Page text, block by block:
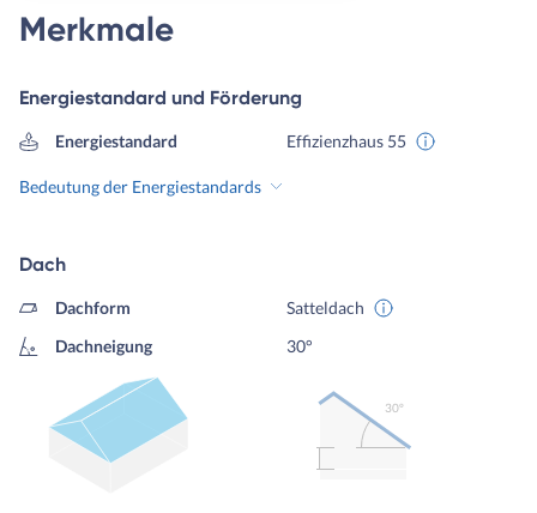
Merkmale
Energiestandard und Förderung
Energiestandard Effizienzhaus 55
Bedeutung der Energiestandards
Dach
Dachform
Satteldach
Dachneigung
30°
30º